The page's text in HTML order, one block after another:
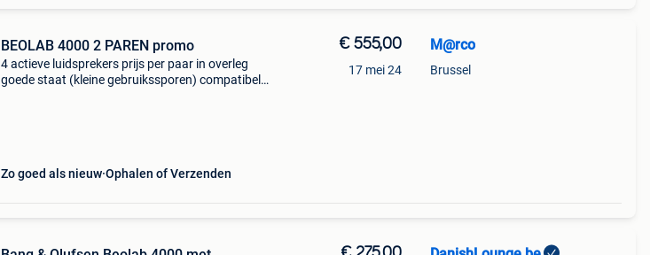
BEOLAB 4000 2 PAREN promo
4 actieve luidsprekers prijs per paar in overleg
goede staat (kleine gebruikssporen) compatibel
Zo goed als nieuw Ophalen of Verzenden
€ 555,00
17 mei 24
M@rco
Brussel